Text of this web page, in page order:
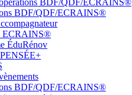
BDF/QDF/ECRAINS®
ECRAINS®
ÉduRénov
BDF/QDF/ECRAINS®